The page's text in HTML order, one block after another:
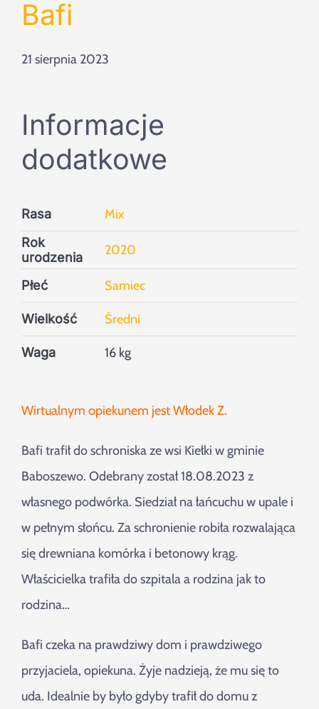
Szukaj
Bafi
21 sierpnia 2023
Informacje
dodatkowe
Rasa Mix
Rok
urodzenia
2020
Płeć Samiec
Wielkość Średni
Waga 16 kg
Wirtualnym opiekunem jest Włodek Z.
Bafi trafił do schroniska ze wsi Kiełki w gminie
Baboszewo. Odebrany został 18.08.2023 z
własnego podwórka. Siedział na łańcuchu w upale i
w pełnym słońcu. Za schronienie robiła rozwalająca
się drewniana komórka i betonowy krąg.
Właścicielka trafiła do szpitala a rodzina jak to
rodzina…
Bafi czeka na prawdziwy dom i prawdziwego
przyjaciela, opiekuna. Żyje nadzieją, że mu się to
uda. Idealnie by było gdyby trafił do domu z